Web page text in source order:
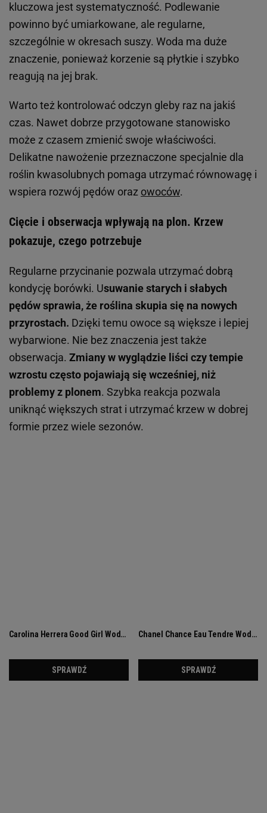
kluczowa jest systematyczność. Podlewanie
powinno być umiarkowane, ale regularne,
szczególnie w okresach suszy. Woda ma duże
znaczenie, ponieważ korzenie są płytkie i szybko
reagują na jej brak.
Warto też kontrolować odczyn gleby raz na jakiś
czas. Nawet dobrze przygotowane stanowisko
może z czasem zmienić swoje właściwości.
Delikatne nawożenie przeznaczone specjalnie dla
roślin kwasolubnych pomaga utrzymać równowagę i
wspiera rozwój pędów oraz owoców.
Cięcie i obserwacja wpływają na plon. Krzew
pokazuje, czego potrzebuje
Regularne przycinanie pozwala utrzymać dobrą
kondycję borówki. Usuwanie starych i słabych
pędów sprawia, że roślina skupia się na nowych
przyrostach. Dzięki temu owoce są większe i lepiej
wybarwione. Nie bez znaczenia jest także
obserwacja. Zmiany w wyglądzie liści czy tempie
wzrostu często pojawiają się wcześniej, niż
problemy z plonem. Szybka reakcja pozwala
uniknąć większych strat i utrzymać krzew w dobrej
formie przez wiele sezonów.